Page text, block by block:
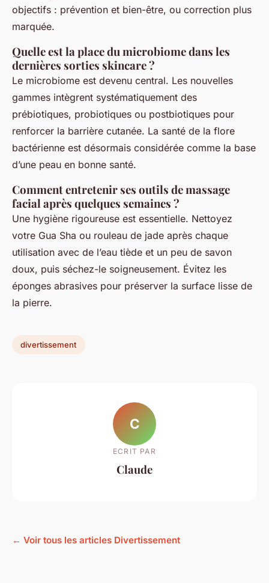
objectifs : prévention et bien-être, ou correction plus
marquée.
Quelle est la place du microbiome dans les
dernières sorties skincare ?
Le microbiome est devenu central. Les nouvelles
gammes intègrent systématiquement des
prébiotiques, probiotiques ou postbiotiques pour
renforcer la barrière cutanée. La santé de la flore
bactérienne est désormais considérée comme la base
d’une peau en bonne santé.
Comment entretenir ses outils de massage
facial après quelques semaines ?
Une hygiène rigoureuse est essentielle. Nettoyez
votre Gua Sha ou rouleau de jade après chaque
utilisation avec de l’eau tiède et un peu de savon
doux, puis séchez-le soigneusement. Évitez les
éponges abrasives pour préserver la surface lisse de
la pierre.
divertissement
C
ECRIT PAR
Claude
← Voir tous les articles Divertissement